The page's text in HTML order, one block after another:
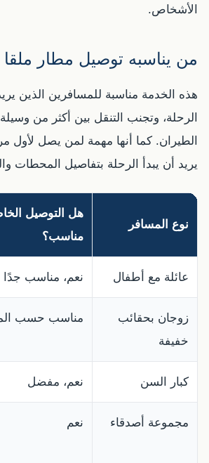
الأشخاص.
من يناسبه توصيل مطار
هذه الخدمة مناسبة للمسافرين الذين
الرحلة، وتجنب التنقل بين أكثر من
الطيران. كما أنها مهمة لمن يصل لأول
يريد أن يبدأ الرحلة بتفاصيل المحطات
نوع المسافر
هل التوصيل
مناسب؟
عائلة مع أطفال نعم، مناسب جدًا
زوجان بحقائب
خفيفة
مناسب حسب
كبار السن نعم، مفضل
مجموعة أصدقاء نعم